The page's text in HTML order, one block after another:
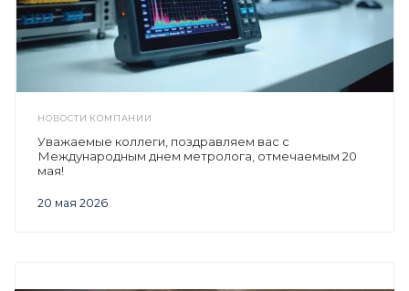
НОВОСТИ КОМПАНИИ
20 мая 2026
Уважаемые коллеги, поздравляем вас с
Международным днем метролога, отмечаемым 20
мая!